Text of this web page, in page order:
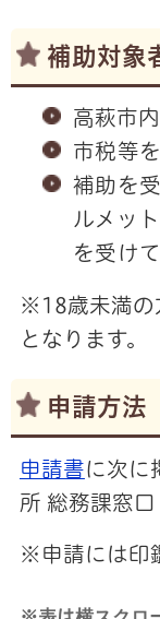
補助対象
高萩市
市税等
補助を
ルメッ
を受け
※18歳未満の
となります。
申請方法
申請書に次に
所 総務課窓口
※申請には印